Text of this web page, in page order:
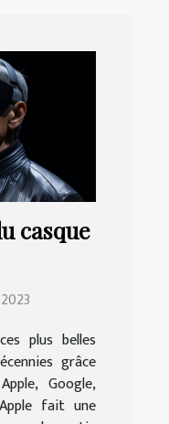
casque
plus belles
grâce
Google,
fait une